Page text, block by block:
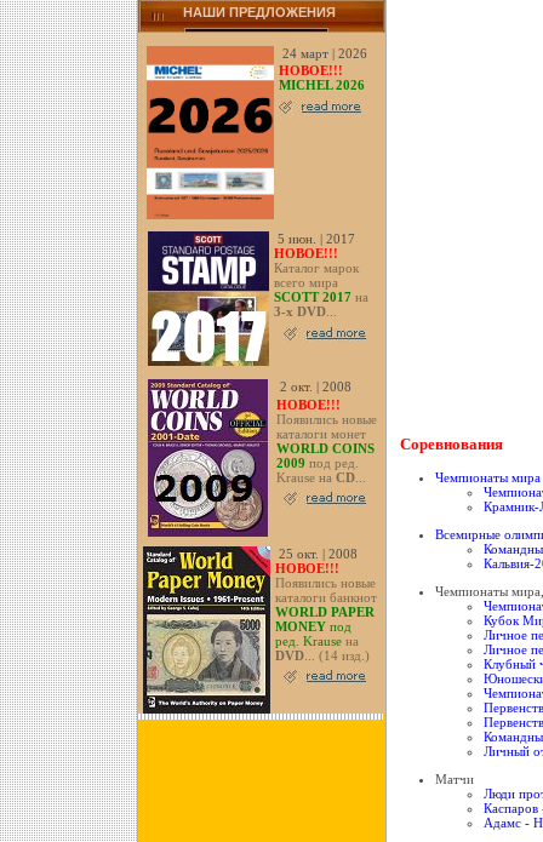
НАШИ ПРЕДЛОЖЕНИЯ
24 март | 2026
НОВОЕ!!!
MICHEL 2026
5 июн. | 2017
НОВОЕ!!!
Каталог марок
всего мира
SCOTT 2017 на
3-х DVD
2 окт. | 2008
НОВОЕ!!!
Появились новые
каталоги монет
WORLD COINS
2009 под ред.
Krause на CD...
25 окт. | 2008
НОВОЕ!!!
Появились новые
каталоги банкнот
WORLD PAPER
MONEY под
ред. Krause на
DVD ... (14 изд.)
Соревнования
Чемпионаты мира
Крамник-
Всемирные
Кальвия-
Чемпионаты
Кубок
Личное
Личное
Клубный
Личный
Матчи
Люди
Каспаров
Адамс -